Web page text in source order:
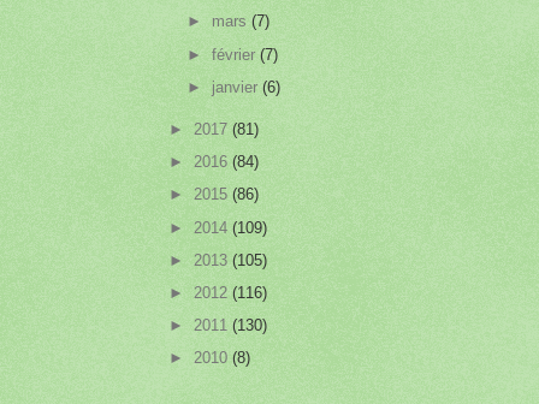
► mars(7)
►février(7)
► janvier(6)
► 2017 (81)
► 2016 (84)
► 2015 (86)
► 2014 (109)
► 2013 (105)
► 2012 (116)
► 2011 (130)
► 2010 (8)